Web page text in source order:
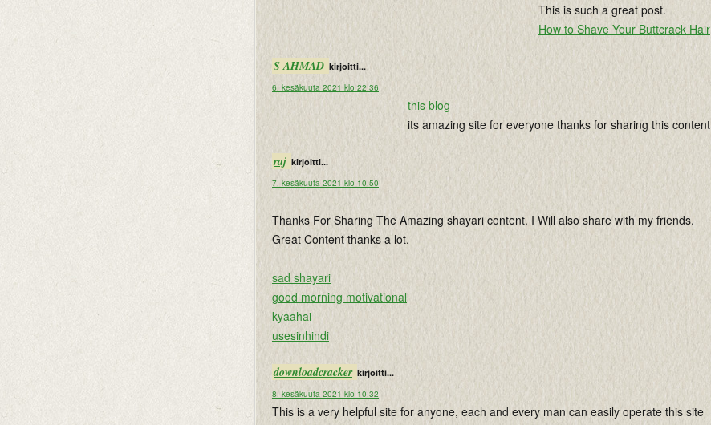
This is such a great post.
How to Shave Your Buttcrack Hair
S AHMAD kirjoitti...
6. kesäkuuta 2021 klo 22.36
this blog
its amazing site for everyone thanks for sharing this content
raj kirjoitti...
7. kesäkuuta 2021 klo 10.50
Thanks For Sharing The Amazing shayari content. I Will also share with my friends.
Great Content thanks a lot.
sad shayari
good morning motivational
kyaahai
usesinhindi
downloadcracker kirjoitti...
8. kesäkuuta 2021 klo 10.32
This is a very helpful site for anyone, each and every man can easily operate this site